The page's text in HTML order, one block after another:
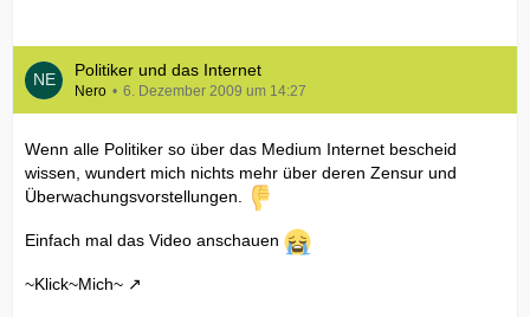
Politiker und das Internet
Nero 6. Dezember 2009 um 14:27
Wenn alle Politiker so über das Medium Internet bescheid
wissen, wundert mich nichts mehr über deren Zensur und
Überwachungsvorstellungen.
Einfach mal das Video anschauen
~Klick~Mich~